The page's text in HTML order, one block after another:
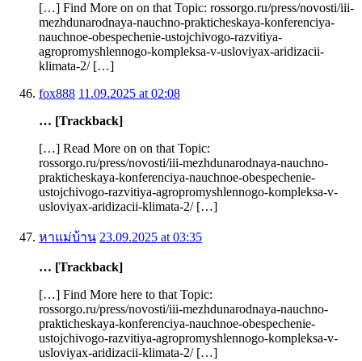
[…] Find More on on that Topic: rossorgo.ru/press/novosti/iii-
mezhdunarodnaya-nauchno-prakticheskaya-konferenciya-
nauchnoe-obespechenie-ustojchivogo-razvitiya-
agropromyshlennogo-kompleksa-v-usloviyax-aridizacii-
klimata-2/ […]
fox888 11.09.2025 at 02:08
… [Trackback]
[…] Read More on on that Topic:
rossorgo.ru/press/novosti/iii-mezhdunarodnaya-nauchno-
prakticheskaya-konferenciya-nauchnoe-obespechenie-
ustojchivogo-razvitiya-agropromyshlennogo-kompleksa-v-
usloviyax-aridizacii-klimata-2/ […]
หาแม่บ้าน 23.09.2025 at 03:35
… [Trackback]
[…] Find More here to that Topic:
rossorgo.ru/press/novosti/iii-mezhdunarodnaya-nauchno-
prakticheskaya-konferenciya-nauchnoe-obespechenie-
ustojchivogo-razvitiya-agropromyshlennogo-kompleksa-v-
usloviyax-aridizacii-klimata-2/ […]